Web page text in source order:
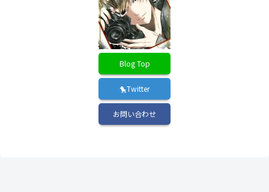
Blog Top
🐤Twitter
お問い合わせ